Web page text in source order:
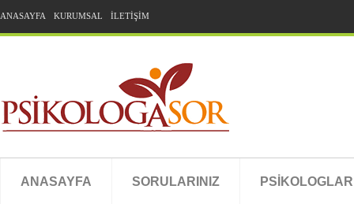
ANASAYFA KURUMSAL İLETİŞİM
ANASAYFA SORULARINIZ